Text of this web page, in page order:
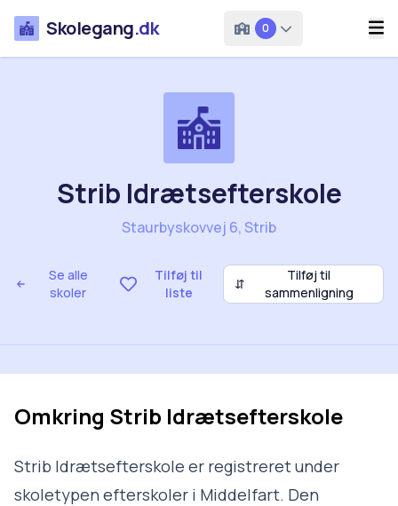
Skolegang.dk 0
Se alle
skoler
Tilføj til
liste
⇵
Tilføj til
sammenligning
Strib Idrætsefterskole
Staurbyskovvej 6, Strib
Omkring Strib Idrætsefterskole
Strib Idrætsefterskole er registreret under
skoletypen efterskoler i Middelfart. Den